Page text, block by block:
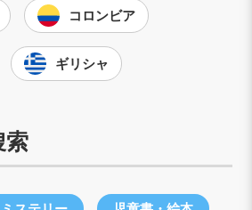
コロンビア
ギリシャ
索